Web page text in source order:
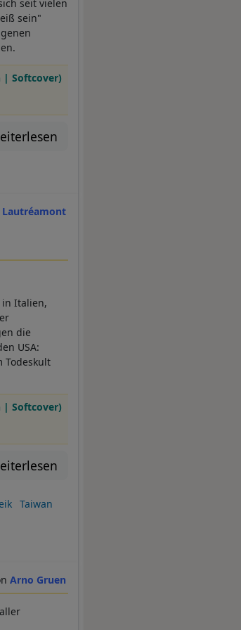
seit vielen
sein"
| Softcover)
Lautréamont
Italien,
die
USA:
Todeskult
| Softcover)
Taiwan
Arno Gruen